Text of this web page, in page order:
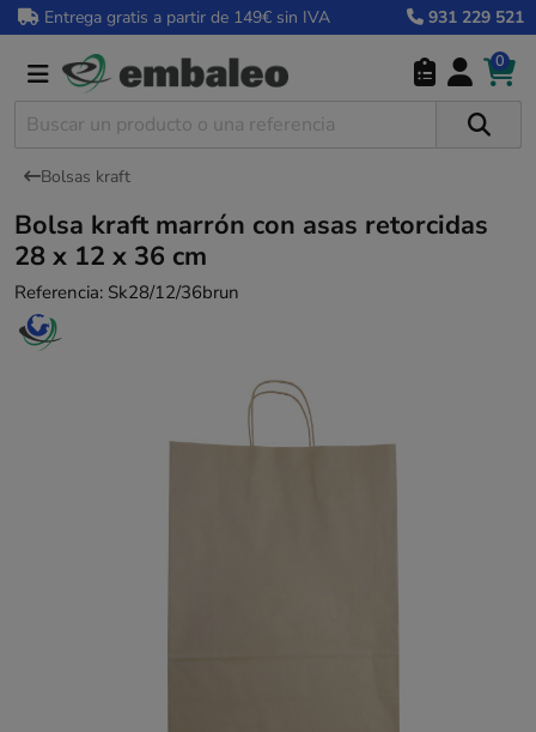
Entrega gratis a partir de 149€ sin IVA 931 229 521
0
Bolsas kraft
Bolsa kraft marrón con asas retorcidas
28 x 12 x 36 cm
Referencia: Sk28/12/36brun